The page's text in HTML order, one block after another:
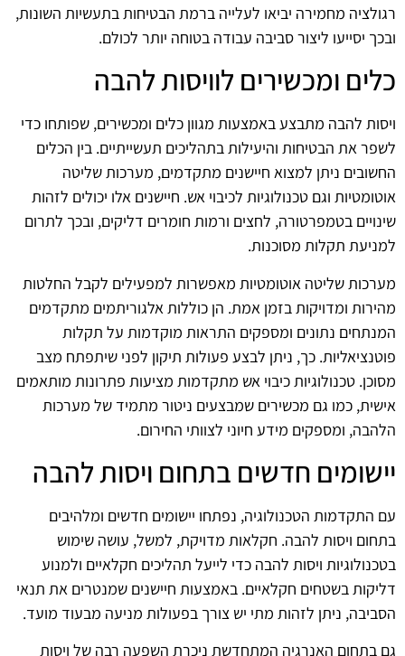
רגולציה מחמירה יביאו לעלייה ברמת הבטיחות בתעשיות השונות,
ובכך יסייעו ליצור סביבה עבודה בטוחה יותר לכולם.
כלים ומכשירים לוויסות להבה
ויסות להבה מתבצע באמצעות מגוון כלים ומכשירים, שפותחו כדי
לשפר את הבטיחות והיעילות בתהליכים תעשייתיים. בין הכלים
החשובים ניתן למצוא חיישנים מתקדמים, מערכות שליטה
אוטומטיות וגם טכנולוגיות לכיבוי אש. חיישנים אלו יכולים לזהות
שינויים בטמפרטורה, לחצים ורמות חומרים דליקים, ובכך לתרום
למניעת תקלות מסוכנות.
מערכות שליטה אוטומטיות מאפשרות למפעילים לקבל החלטות
מהירות ומדויקות בזמן אמת. הן כוללות אלגוריתמים מתקדמים
המנתחים נתונים ומספקים התראות מוקדמות על תקלות
פוטנציאליות. כך, ניתן לבצע פעולות תיקון לפני שיתפתח מצב
מסוכן. טכנולוגיות כיבוי אש מתקדמות מציעות פתרונות מותאמים
אישית, כמו גם מכשירים שמבצעים ניטור מתמיד של מערכות
הלהבה, ומספקים מידע חיוני לצוותי החירום.
יישומים חדשים בתחום ויסות להבה
עם התקדמות הטכנולוגיה, נפתחו יישומים חדשים ומלהיבים
בתחום ויסות להבה. חקלאות מדויקת, למשל, עושה שימוש
בטכנולוגיות ויסות להבה כדי לייעל תהליכים חקלאיים ולמנוע
דליקות בשטחים חקלאיים. באמצעות חיישנים שמנטרים את תנאי
הסביבה, ניתן לזהות מתי יש צורך בפעולות מניעה מבעוד מועד.
גם בתחום האנרגיה המתחדשת ניכרת השפעה רבה של ויסות